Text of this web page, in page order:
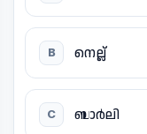
B നെല്ല്
C ബാർലി